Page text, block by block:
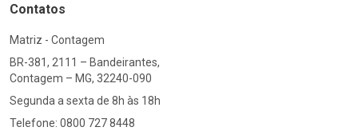
Contatos
Matriz - Contagem
BR-381, 2111 – Bandeirantes,
Contagem – MG, 32240-090
Segunda a sexta de 8h às 18h
Telefone: 0800 727 8448